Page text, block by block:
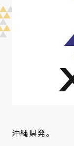
沖縄県発。